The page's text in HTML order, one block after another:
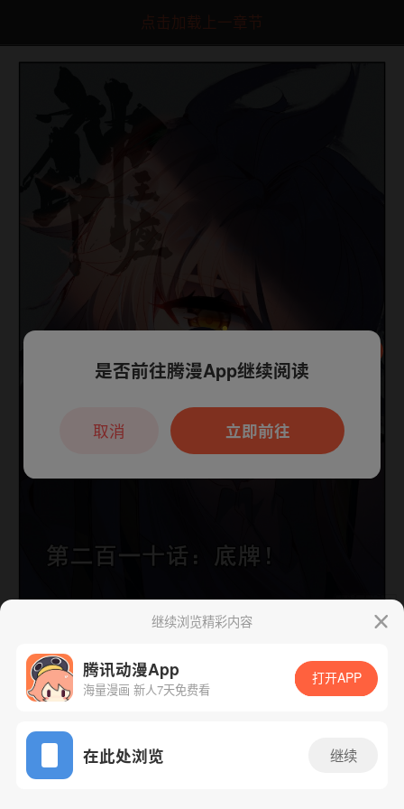
点击加载上一章节
App免费看
下一话 腾漫App免费看
继续浏览精彩内容
腾讯动漫App
海量漫画 新人7天免费看
打开APP
在此处浏览 继续
本章节仅支持App阅读，可打开App新用
户7天免费看
是否前往腾漫App继续阅读
立即前往
取消